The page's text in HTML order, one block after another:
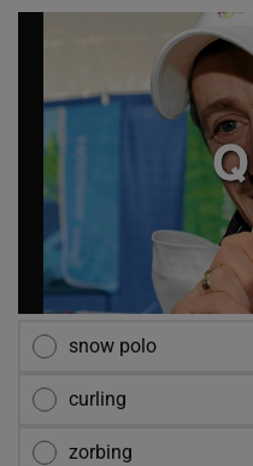
snow polo
curling
zorbing